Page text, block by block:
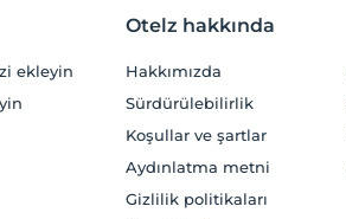
ekleyin
Otelz hakkında
Hakkımızda
Sürdürülebilirlik
Koşullar ve şartlar
Aydınlatma metni
Gizlilik politikaları